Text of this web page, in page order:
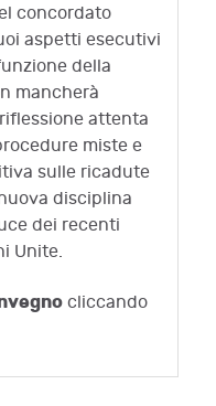
concordato
aspetti esecutivi
della
mancherà
attenta
miste e
sulle ricadute
disciplina
dei recenti
Unite.
cliccando